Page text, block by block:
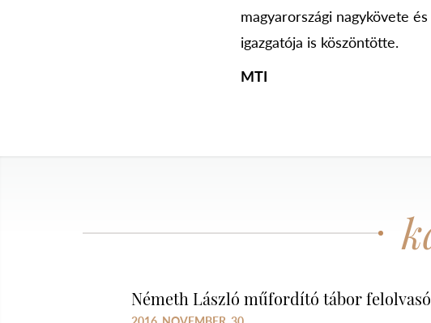
magyarországi nagykövete
igazgatója is köszöntötte.
MTI
Németh László műfordító tábor